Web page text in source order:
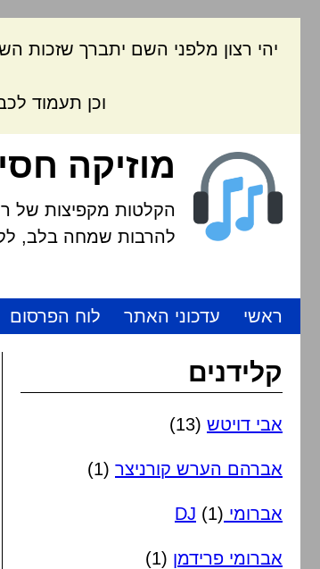
יהי רצון מלפני השם יתברך שזכות
וכן תעמוד
מוזיקה
הקלטות מקפיצות של
להרבות שמחה בלב,
ראשי עדכוני האתר לוח הפרסום
קלידנים
אבי דויטש (13)
אברהם הערש קורניצר (1)
אברומי DJ (1)
אברומי פרידמן (1)